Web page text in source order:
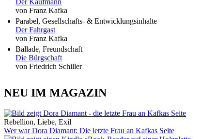
Der Kaufmann
von Franz Kafka
Parabel, Gesellschafts- & Entwicklungsinhalte
Der Fahrgast
von Franz Kafka
Ballade, Freundschaft
Die Bürgschaft
von Friedrich Schiller
NEU IM MAGAZIN
Rebellion, Liebe, Exil
Wer war Dora Diamant: Die letzte Frau an Kafkas Seite